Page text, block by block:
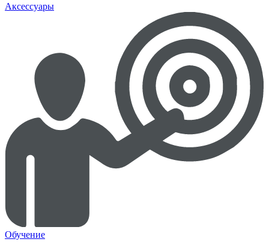
Аксессуары
Обучение